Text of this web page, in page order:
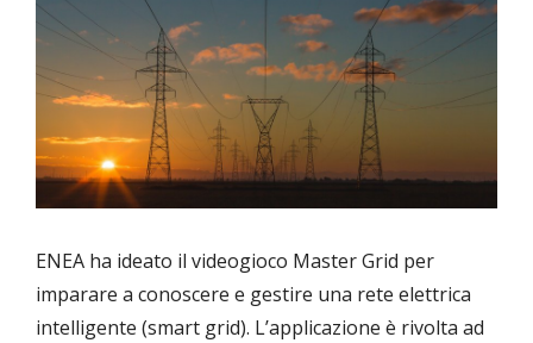
ENEA ha ideato il videogioco Master Grid per
imparare a conoscere e gestire una rete elettrica
intelligente (smart grid). L’applicazione è rivolta ad